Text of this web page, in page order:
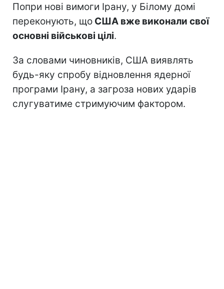
Попри нові вимоги Ірану, у Білому домі
переконують, що США вже виконали свої
основні військові цілі.
За словами чиновників, США виявлять
будь-яку спробу відновлення ядерної
програми Ірану, а загроза нових ударів
слугуватиме стримуючим фактором.